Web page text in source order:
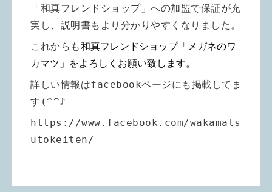
「和真フレンドショップ」への加盟で保証が充
実し、説明書もより分かりやすくなりました。
これからも和真フレンドショップ「メガネのワ
カマツ」をよろしくお願い致します。
詳しい情報はfacebookページにも掲載してま
す (^^♪
https://www.facebook.com/wakamats
utokeiten/